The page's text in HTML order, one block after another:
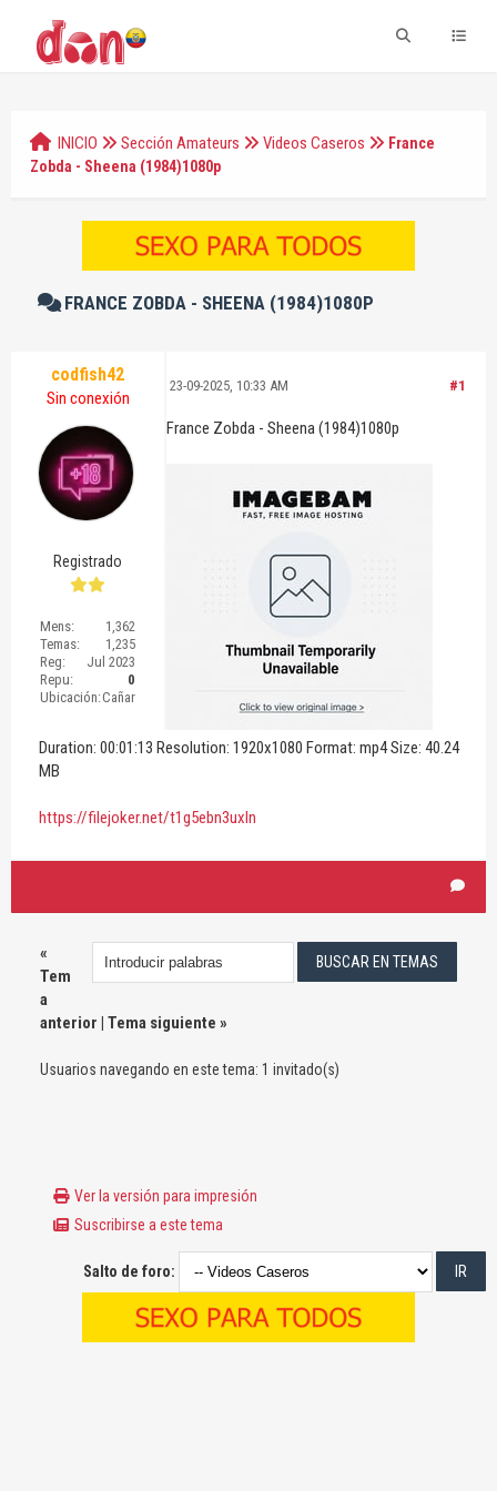
INICIO Sección Amateurs Videos Caseros
France
Zobda - Sheena (1984)1080p
FRANCE ZOBDA - SHEENA (1984)1080P
codfish42
Sin conexión
Registrado
Mens:
1,362
Temas:
1,235
Reg:
Jul 2023
Repu:
0
Ubicación:Cañar
#1
23-09-2025, 10:33 AM
France Zobda - Sheena (1984)1080p
Duration: 00:01:13 Resolution: 1920x1080 Format: mp4 Size: 40.24
MB
https://filejoker.net/t1g5ebn3uxln
«
Tem
a
anterior | Tema siguiente »
Usuarios navegando en este tema: 1 invitado(s)
Ver la versión para impresión
Suscribirse a este tema
Salto de foro: